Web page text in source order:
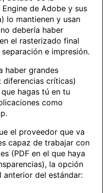
de Adobe y sus
lo mantienen y usan
debería haber
el rasterizado final
e impresión.
haber grandes
diferencias críticas)
hagas tú en tu
como
el proveedor que va
capaz de trabajar con
(PDF en el que haya
la opción
anterior del estándar: